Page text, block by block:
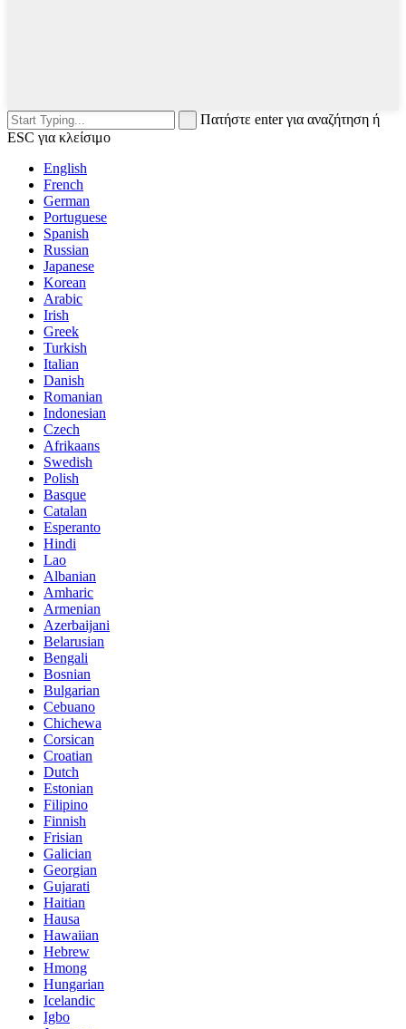
Πατήστε enter για αναζήτηση ή
ESC για κλείσιμο
English
French
German
Portuguese
Spanish
Russian
Japanese
Korean
Arabic
Irish
Greek
Turkish
Italian
Danish
Romanian
Indonesian
Czech
Afrikaans
Swedish
Polish
Basque
Catalan
Esperanto
Hindi
Lao
Albanian
Amharic
Armenian
Azerbaijani
Belarusian
Bengali
Bosnian
Bulgarian
Cebuano
Chichewa
Corsican
Croatian
Dutch
Estonian
Filipino
Finnish
Frisian
Galician
Georgian
Gujarati
Haitian
Hausa
Hawaiian
Hebrew
Hmong
Hungarian
Icelandic
Igbo